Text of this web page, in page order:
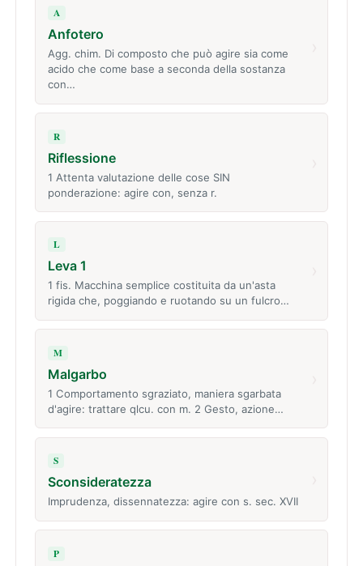
A
Anfotero
Agg. chim. Di composto che può agire sia come
acido che come base a seconda della sostanza
con…
R
Riflessione
1 Attenta valutazione delle cose SIN
ponderazione: agire con, senza r.
L
Leva 1
1 fis. Macchina semplice costituita da un'asta
rigida che, poggiando e ruotando su un fulcro…
M
Malgarbo
1 Comportamento sgraziato, maniera sgarbata
d'agire: trattare qlcu. con m. 2 Gesto, azione…
S
Sconsideratezza
Imprudenza, dissennatezza: agire con s. sec. XVII
P